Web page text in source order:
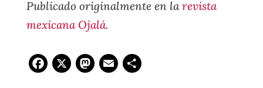
Publicado originalmente en larevista
mexicana Ojalá.
Facebook
X Mastodon
Email